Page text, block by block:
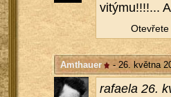
vi­tý­mu!!!!...
Amthauer - 26. května
ra­fa­e­la 26.